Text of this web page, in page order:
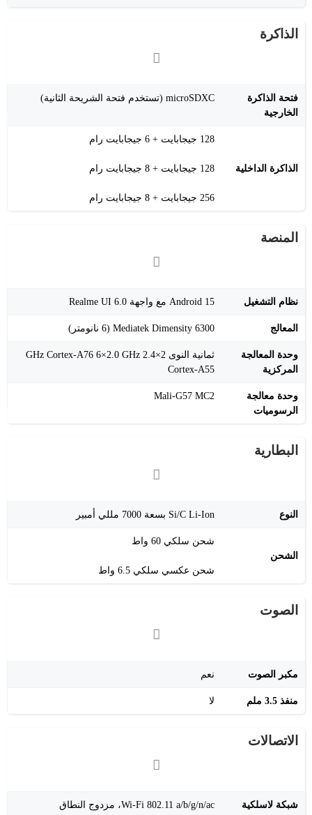
الذاكرة
فتحة الذاكرة
الخارجية
microSDXC (تستخدم فتحة الشريحة الثانية)
الذاكرة الداخلية
‎128 جيجابايت + 6 جيجابايت رام
‎128 جيجابايت + 8 جيجابايت رام
‎256 جيجابايت + 8 جيجابايت رام
المنصة
نظام التشغيل Android 15 مع واجهة Realme UI 6.0
المعالج Mediatek Dimensity 6300 (6 نانومتر)
وحدة المعالجة
المركزية
ثمانية النوى 2×2.4 GHz Cortex-A76 6×2.0 GHz
Cortex-A55
وحدة معالجة
الرسوميات
Mali-G57 MC2
البطارية
النوع Si/C Li-Ion بسعة 7000 مللي أمبير
الشحن
شحن سلكي 60 واط
شحن عكسي سلكي 6.5 واط
الصوت
مكبر الصوت نعم
منفذ 3.5 ملم لا
الاتصالات
شبكة لاسلكية ‎Wi-Fi 802.11 a/b/g/n/ac، مزدوج النطاق